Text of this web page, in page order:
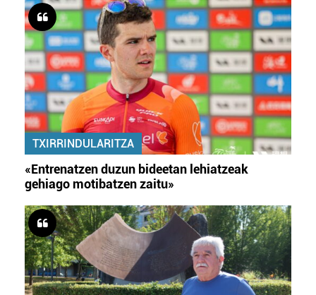
zerbitzuak hobetzeko asmoz, cookie teknologiaz
baliatzen gara. Ohar hau onartuz gero, teknologia hori
erabiltzeko baimen esplizitua ematen diguzu.
Gehiago
irakurri
TXIRRINDULARITZA
«Entrenatzen duzun bideetan lehiatzeak
gehiago motibatzen zaitu»